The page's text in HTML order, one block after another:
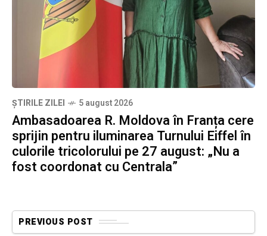
ȘTIRILE ZILEI 5 august 2026
Ambasadoarea R. Moldova în Franța cere
sprijin pentru iluminarea Turnului Eiffel în
culorile tricolorului pe 27 august: „Nu a
fost coordonat cu Centrala”
PREVIOUS POST